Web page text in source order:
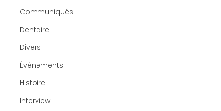
Communiqués
Dentaire
Divers
Événements
Histoire
Interview